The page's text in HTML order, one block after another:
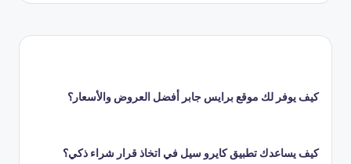
بواسطة
كيف يوفر لك موقع برايس جابر أفضل العروض والأسعار؟
كيف يساعدك تطبيق كايرو سيل في اتخاذ قرار شراء ذكي؟